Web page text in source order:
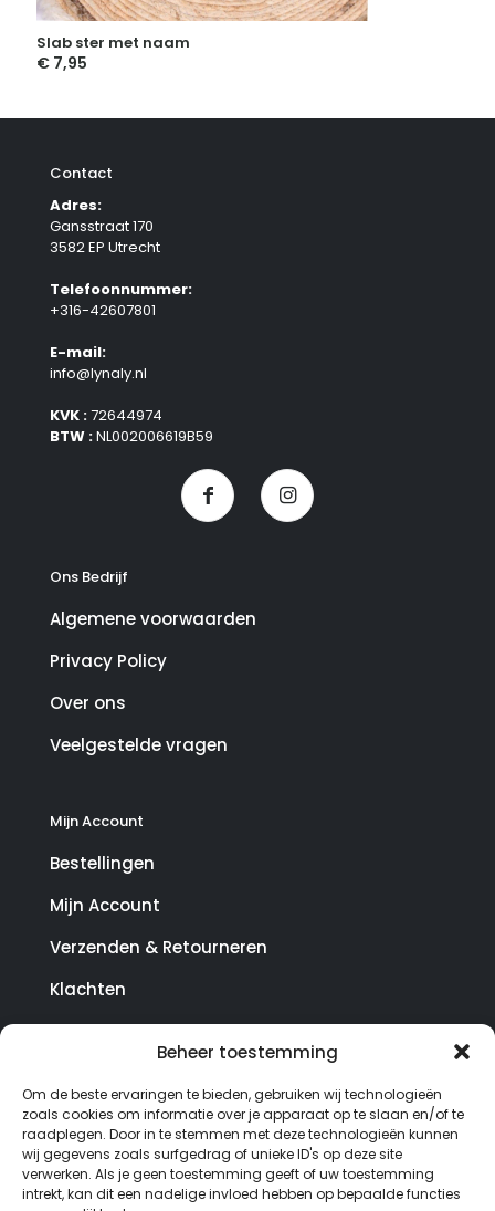
Beheer toestemming
Om de beste ervaringen te bieden, gebruiken wij technologieën
zoals cookies om informatie over je apparaat op te slaan en/of te
raadplegen. Door in te stemmen met deze technologieën kunnen
wij gegevens zoals surfgedrag of unieke ID's op deze site
verwerken. Als je geen toestemming geeft of uw toestemming
intrekt, kan dit een nadelige invloed hebben op bepaalde functies
Slab ster met naam
€ 7,95
Contact
Adres:
Gansstraat 170
3582 EP Utrecht
Telefoonnummer:
+316-42607801
E-mail:
info@lynaly.nl
KVK :72644974
BTW :NL002006619B59
Ons Bedrijf
Algemene voorwaarden
Privacy Policy
Over ons
Veelgestelde vragen
Mijn Account
Bestellingen
Mijn Account
Verzenden & Retourneren
Klachten
© Copyright SterrenHosting 2021-2026 - In opdracht
van Lynaly.nl